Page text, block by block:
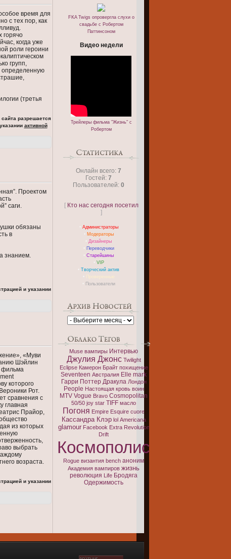
время для
с тех пор, как
горячо
когда уже
роли героини
групп,
определенную
(третья
разрешается
активной
Проектом
саги.
обязаны
в
знанием.
и указании
«Муви
Шэйлин
фильма
которого
Рот.
сравнения с
главная
Прайор,
из которых
выбрать
возраста.
и указании
FKA Twigs опровергла слухи о
свадьбе с Робертом
Паттинсоном
Видео недели
Трейлеры фильма "Жизнь" с
Робертом
Онлайн всего: 7
Гостей: 7
Пользователей: 0
[ Кто нас сегодня посетил
]
• Администраторы
• Модераторы
• Дизайнеры
• Переводчики
• Старейшины
• VIP
• Творческий актив
•
• Пользователи
Muse вампиры Интервью
Джулия Джонс Twilight
Eclipse Камерон Брайт похищение
Seventeen Австралия Elle mark
Гарри Поттер Дракула Лондон
People Настоящая кровь воин
MTV Vogue Bravo Cosmopolitan
50/50 joy star TIFF масло
Погоня Empire Esquire cuore
Кассандра Клэр lol Americana
glamour Facebook Extra Revolution
Drift
Космополис
Rogue византия bench аноним
Академия вампиров жизнь
революция Life Бродяга
Одержимость